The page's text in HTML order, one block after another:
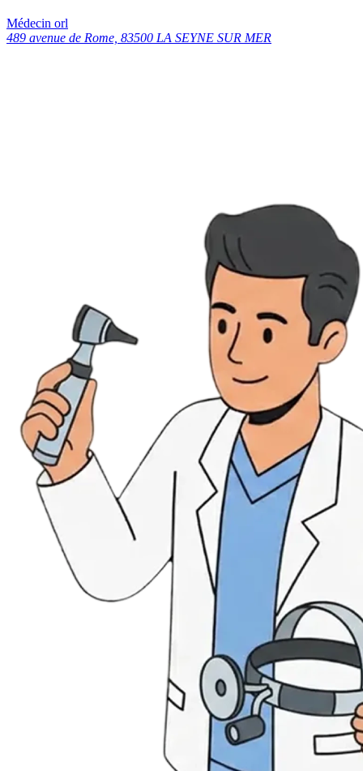
Médecin orl
489 avenue de Rome, 83500 LA SEYNE SUR MER